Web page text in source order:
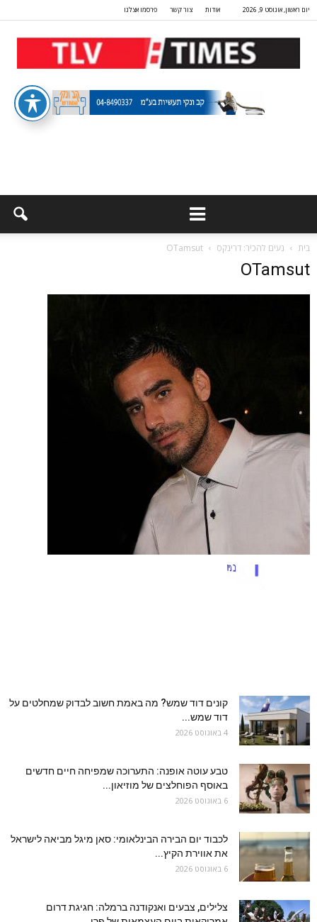
יום ראשון, אוגוסט 9, 2026 אודות צור קשר פרסמו אצלנו
בית נעים להכיר: דרינקס OTamsut
OTamsut
קונים דוד שמש? מה באמת חשוב לבדוק שמחלטים על
דוד שמש...
4 באוגוסט 2026
טבע עוטה אופנה: התערוכה שמפיחה חיים חדשים
באוסף הפוחלצים של מוזיאון...
6 באוגוסט 2026
לכבוד יום הבירה הבינלאומי: סאן מיגל מביאה לישראל
את אווירת הקיץ...
6 באוגוסט 2026
צלילים, צבעים ואנקודנה ברמלה: חגיגת דרום